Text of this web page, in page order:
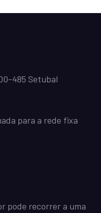
485 Setubal
para a rede fixa
pode recorrer a uma